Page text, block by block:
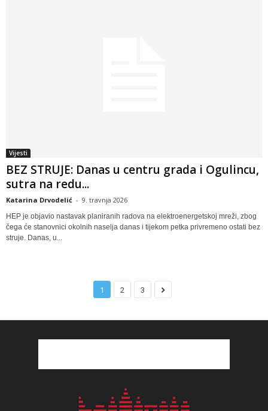
Vijesti
BEZ STRUJE: Danas u centru grada i Ogulincu,
sutra na redu...
Katarina Drvodelić - 9. travnja 2026
HEP je objavio nastavak planiranih radova na elektroenergetskoj mreži, zbog
čega će stanovnici okolnih naselja danas i tijekom petka privremeno ostati bez
struje. Danas, u...
1 2 3